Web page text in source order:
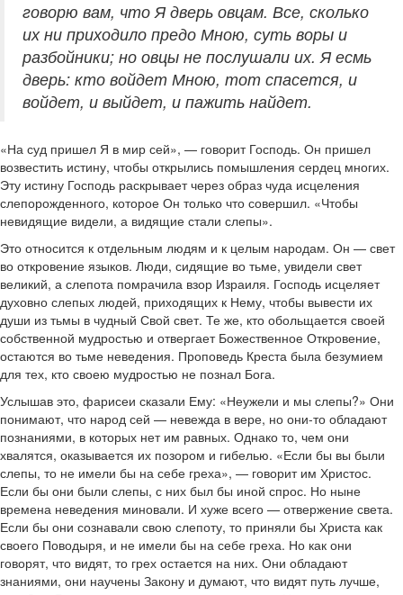
говорю вам, что Я дверь овцам. Все, сколько
их ни приходило предо Мною, суть воры и
разбойники; но овцы не послушали их. Я есмь
дверь: кто войдет Мною, тот спасется, и
войдет, и выйдет, и пажить найдет.
«На суд пришел Я в мир сей», — говорит Господь. Он пришел
возвестить истину, чтобы открылись помышления сердец многих.
Эту истину Господь раскрывает через образ чуда исцеления
слепорожденного, которое Он только что совершил. «Чтобы
невидящие видели, а видящие стали слепы».
Это относится к отдельным людям и к целым народам. Он — свет
во откровение языков. Люди, сидящие во тьме, увидели свет
великий, а слепота помрачила взор Израиля. Господь исцеляет
духовно слепых людей, приходящих к Нему, чтобы вывести их
души из тьмы в чудный Свой свет. Те же, кто обольщается своей
собственной мудростью и отвергает Божественное Откровение,
остаются во тьме неведения. Проповедь Креста была безумием
для тех, кто своею мудростью не познал Бога.
Услышав это, фарисеи сказали Ему: «Неужели и мы слепы?» Они
понимают, что народ сей — невежда в вере, но они-то обладают
познаниями, в которых нет им равных. Однако то, чем они
хвалятся, оказывается их позором и гибелью. «Если бы вы были
слепы, то не имели бы на себе греха», — говорит им Христос.
Если бы они были слепы, с них был бы иной спрос. Но ныне
времена неведения миновали. И хуже всего — отвержение света.
Если бы они сознавали свою слепоту, то приняли бы Христа как
своего Поводыря, и не имели бы на себе греха. Но как они
говорят, что видят, то грех остается на них. Они обладают
знаниями, они научены Закону и думают, что видят путь лучше,